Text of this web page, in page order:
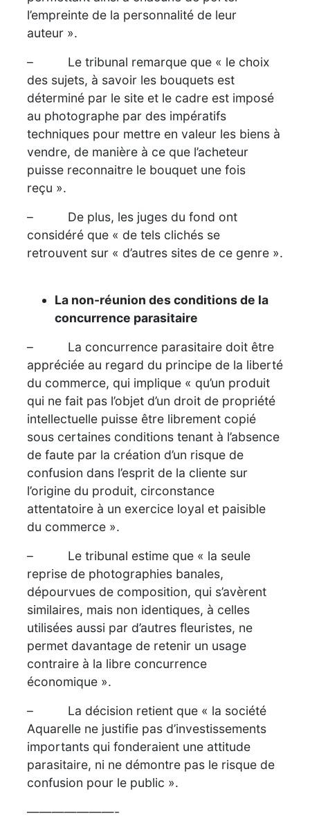
l’empreinte de la personnalité de leur
auteur ».
– Le tribunal remarque que « le choix
des sujets, à savoir les bouquets est
déterminé par le site et le cadre est imposé
au photographe par des impératifs
techniques pour mettre en valeur les biens à
vendre, de manière à ce que l’acheteur
puisse reconnaitre le bouquet une fois
reçu ».
– De plus, les juges du fond ont
considéré que « de tels clichés se
retrouvent sur « d’autres sites de ce genre ».
La non-réunion des conditions de la
concurrence parasitaire
– La concurrence parasitaire doit être
appréciée au regard du principe de la liberté
du commerce, qui implique « qu’un produit
qui ne fait pas l’objet d’un droit de propriété
intellectuelle puisse être librement copié
sous certaines conditions tenant à l’absence
de faute par la création d’un risque de
confusion dans l’esprit de la cliente sur
l’origine du produit, circonstance
attentatoire à un exercice loyal et paisible
du commerce ».
– Le tribunal estime que « la seule
reprise de photographies banales,
dépourvues de composition, qui s’avèrent
similaires, mais non identiques, à celles
utilisées aussi par d’autres fleuristes, ne
permet davantage de retenir un usage
contraire à la libre concurrence
économique ».
– La décision retient que « la société
Aquarelle ne justifie pas d’investissements
importants qui fonderaient une attitude
parasitaire, ni ne démontre pas le risque de
confusion pour le public ».
———————-